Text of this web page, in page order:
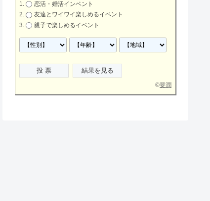
恋活・婚活インベント
友達とワイワイ楽しめるイベント
親子で楽しめるイベント
©要潤